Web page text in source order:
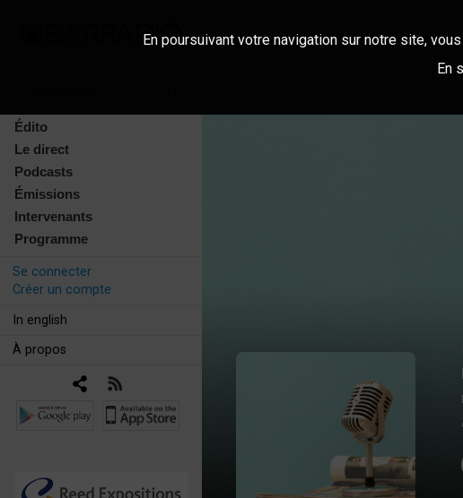
Édito
Le direct
Podcasts
Émissions
Intervenants
Programme
Se connecter
Créer un compte
In english
À propos
En poursuivant votre navigation sur notre site,
En